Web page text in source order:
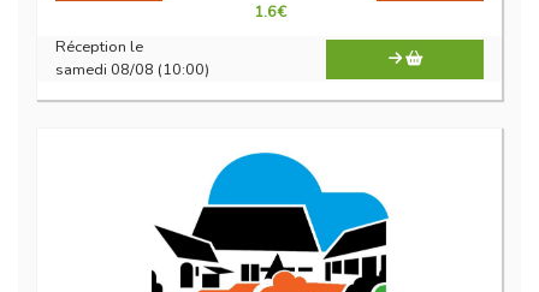
1.6€
Réception le
samedi 08/08 (10:00)